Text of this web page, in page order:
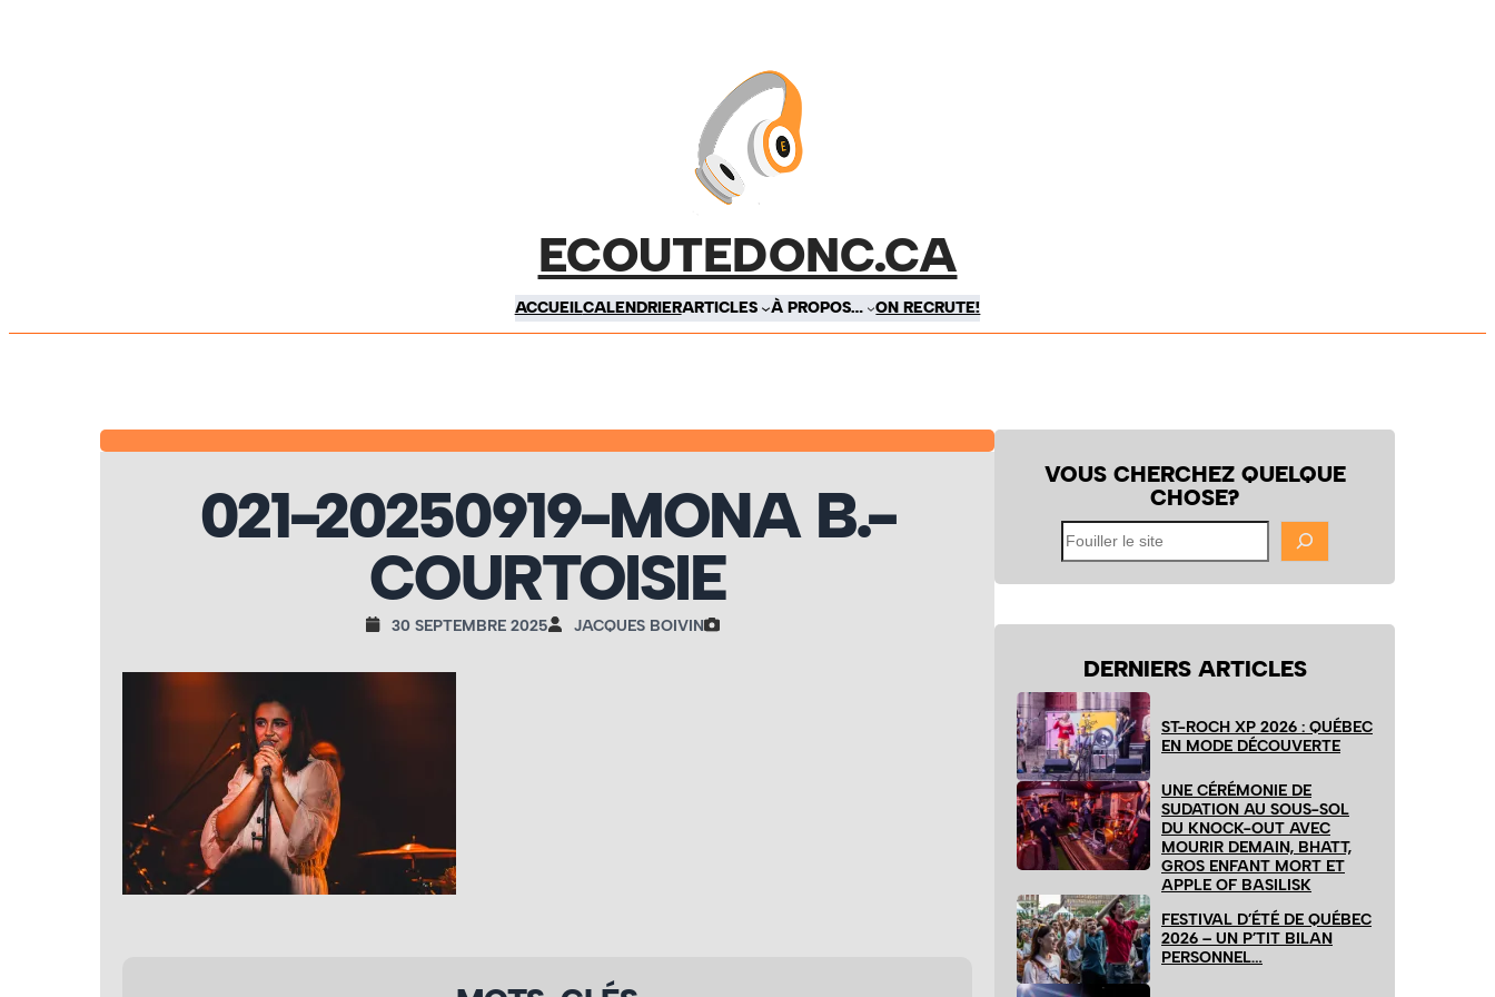
ECOUTEDONC.CA
ACCUEILCALENDRIERARTICLES À PROPOS… ON RECRUTE!
021-20250919-MONA B.-
COURTOISIE
30 SEPTEMBRE 2025 JACQUES BOIVIN
VOUS CHERCHEZ QUELQUE
CHOSE?
Fouiller
le
site
DERNIERS ARTICLES
ST-ROCH XP 2026 : QUÉBEC
EN MODE DÉCOUVERTE
UNE CÉRÉMONIE DE
SUDATION AU SOUS-SOL
DU KNOCK-OUT AVEC
MOURIR DEMAIN, BHATT,
GROS ENFANT MORT ET
APPLE OF BASILISK
FESTIVAL D’ÉTÉ DE QUÉBEC
2026 – UN P’TIT BILAN
PERSONNEL…